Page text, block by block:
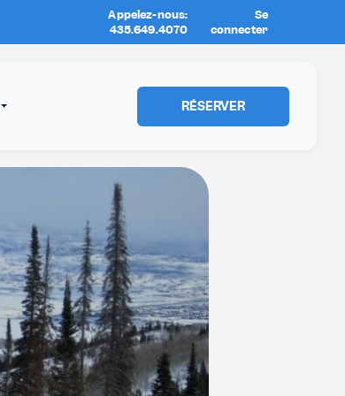
Nouvel emplacement:
Appelez-nous:
435.649.4070
Se
connecter
RÉSERVER